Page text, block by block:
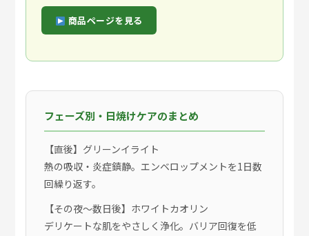
商品ページを見る
フェーズ別・日焼けケアのまとめ
【直後】グリーンイライト
熱の吸収・炎症鎮静。エンベロップメントを1日数
回繰り返す。
【その夜〜数日後】ホワイトカオリン
デリケートな肌をやさしく浄化。バリア回復を低